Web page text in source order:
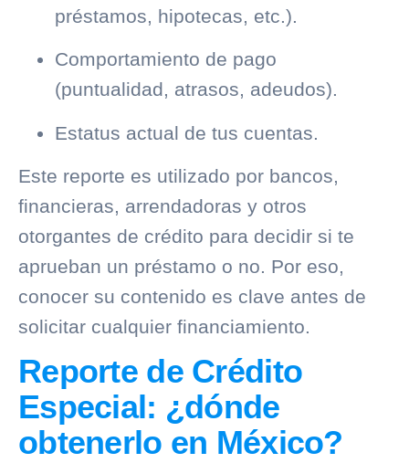
préstamos, hipotecas, etc.).
Comportamiento de pago
(puntualidad, atrasos, adeudos).
Estatus actual de tus cuentas.
Este reporte es utilizado por bancos,
financieras, arrendadoras y otros
otorgantes de crédito para decidir si te
aprueban un préstamo o no. Por eso,
conocer su contenido es clave antes de
solicitar cualquier financiamiento.
Reporte de Crédito
Especial: ¿dónde
obtenerlo en México?